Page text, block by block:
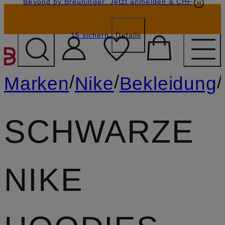
ZUM HAUPTINHALT
15 sichern Details
GESCHENK20
Marken/Nike/Bekleidung/
SCHWARZE
NIKE